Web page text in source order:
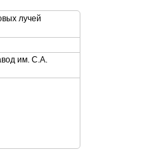
лучей
им. С.А.